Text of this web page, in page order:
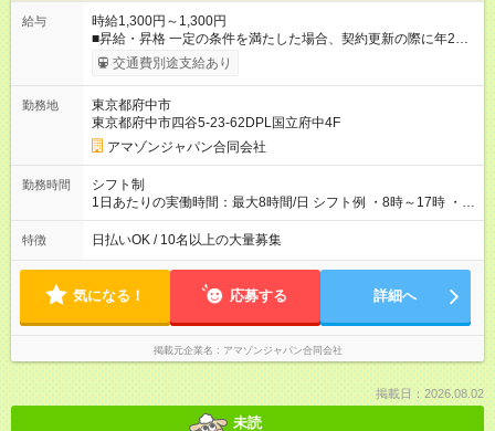
給与
時給1,300円～1,300円
■昇給・昇格 一定の条件を満たした場合、契約更新の際に年2回
まで昇給の機会があります。 ■正社員登用制度あり ※月末締/翌
月25日支払い ※時間外手当、別途支給 ☆給与前払い制度有！
り 試用期間の長さ：1週間 雇用形態、給与は本採用時と同じで
す。
交通費別途支給あり
勤務地
東京都府中市
東京都府中市四谷5-23-62DPL国立府中4F
アマゾンジャパン合同会社
勤務時間
シフト制
1日あたりの実働時間：最大8時間/日 シフト例 ・8時～17時 ・
12時～21時
特徴 日払いOK / 10名以上の大量募集
気になる！ 応募する 詳細へ
掲載元企業名 アマゾンジャパン合同会社
掲載日：2026.08.02
未読